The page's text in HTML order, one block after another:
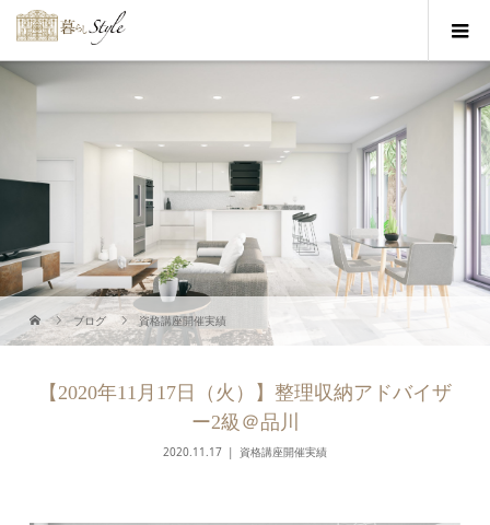
ブログ 資格講座開催実績
【2020年11月17日（火）】整理収納アドバイザ
ー2級＠品川
2020.11.17 資格講座開催実績